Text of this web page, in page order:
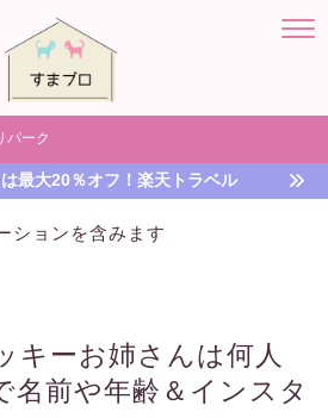
パーク
最大20％オフ！楽天トラベル
ションを含みます
キーお姉さんは何人
名前や年齢＆インスタ